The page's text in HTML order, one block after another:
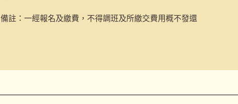
備註：一經報名及繳費，不得調班及所繳交費用概不發還